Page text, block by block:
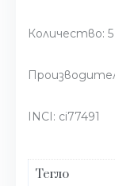
Количество: 5
INCI: ci77491
Тегло